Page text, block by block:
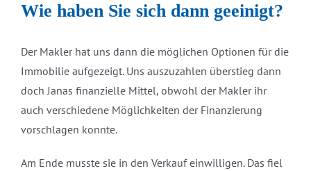
Wie haben Sie sich dann geeinigt?
Der Makler hat uns dann die möglichen Optionen für die
Immobilie aufgezeigt. Uns auszuzahlen überstieg dann
doch Janas finanzielle Mittel, obwohl der Makler ihr
auch verschiedene Möglichkeiten der Finanzierung
vorschlagen konnte.
Am Ende musste sie in den Verkauf einwilligen. Das fiel